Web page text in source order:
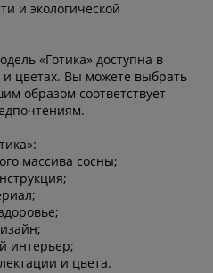
и экологической
«Готика» доступна в
цветах. Вы можете выбрать
образом соответствует
массива сосны;
интерьер;
и цвета.